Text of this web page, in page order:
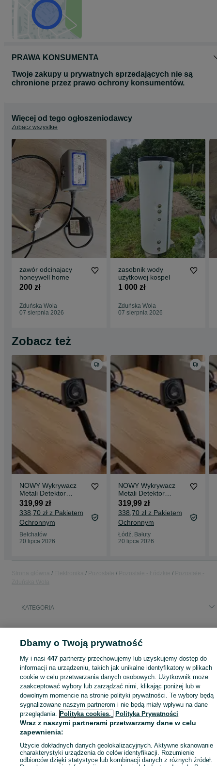
PRAWA KONSUMENTA
Twoje zakupy u prywatnych sprzedających nie są
chronione przez prawo ochrony konsumentów.
Więcej od tego ogłoszeniodawcy
Zobacz wszystkie
zawór odcinajacy
honeywell home
200 zł
Zduńska Wola
07 sierpnia 2026
zasobnik wody
użytkowej kospel
1 000 zł
Zduńska Wola
07 sierpnia 2026
Zobacz też
NOWY Wykrywacz
Metali Detektor
Metalu Z
Dyskryminacją
Wodoodporna Sonda
LED Monety Złoto
Srebro
319,99 zł
338,70 zł z Pakietem
Ochronnym
Bełchatów
20 lipca 2026
NOWY Wykrywacz
Metali Detektor
Metalu Z
Dyskryminacją
Wodoodporna Sonda
LED Monety Złoto
Srebro
319,99 zł
338,70 zł z Pakietem
Ochronnym
Łódź, Bałuty
20 lipca 2026
KATEGORIA
Zaloguj się lub załóż konto na OLX, aby skontaktować się z
sprzedającym
Zaloguj się / Załóż konto
Zadzwoń / SMS Wyślij wiadomość
Dbamy o Twoją prywatność
My i nasi447 partnerzy przechowujemy lub uzyskujemy dostęp do
informacji na urządzeniu, takich jak unikalne identyfikatory w plikach
cookie w celu przetwarzania danych osobowych. Użytkownik może
zaakceptować wybory lub zarządzać nimi, klikając poniżej lub w
dowolnym momencie na stronie polityki prywatności. Te wybory będą
sygnalizowane naszym partnerom i nie będą miały wpływu na dane
przeglądania. Polityka cookies, Polityka Prywatności
Wraz z naszymi partnerami przetwarzamy dane w celu
zapewnienia:
Użycie dokładnych danych geolokalizacyjnych. Aktywne skanowanie
charakterystyki urządzenia do celów identyfikacji. Rozumienie
odbiorców dzięki statystyce lub kombinacji danych z różnych źródeł.